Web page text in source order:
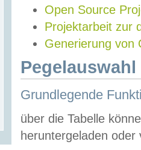
Open Source
Projektarbeit zur
Generierung von
Grundlegende
über die Tabelle
heruntergeladen oder